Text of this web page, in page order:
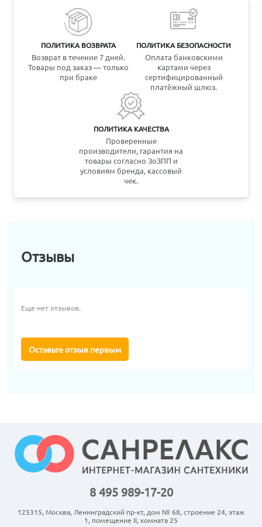
ПОЛИТИКА ВОЗВРАТА
Возврат в течение 7 дней.
Товары под заказ — только
при браке
ПОЛИТИКА БЕЗОПАСНОСТИ
Оплата банковскими
картами через
сертифицированный
платёжный шлюз.
ПОЛИТИКА КАЧЕСТВА
Проверенные
производители, гарантия на
товары согласно ЗоЗПП и
условиям бренда, кассовый
чек.
Отзывы
Еще нет отзывов.
Оставьте отзыв первым
8 495 989-17-20
125315, Москва, Ленинградский пр-кт, дом № 68, строение 24, этаж
1, помещение II, комната 25